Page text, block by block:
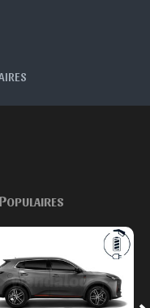
POPULAIRES